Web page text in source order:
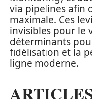
via pipelines afin
maximale. Ces
invisibles pour le
déterminants
fidélisation et la
ligne moderne.